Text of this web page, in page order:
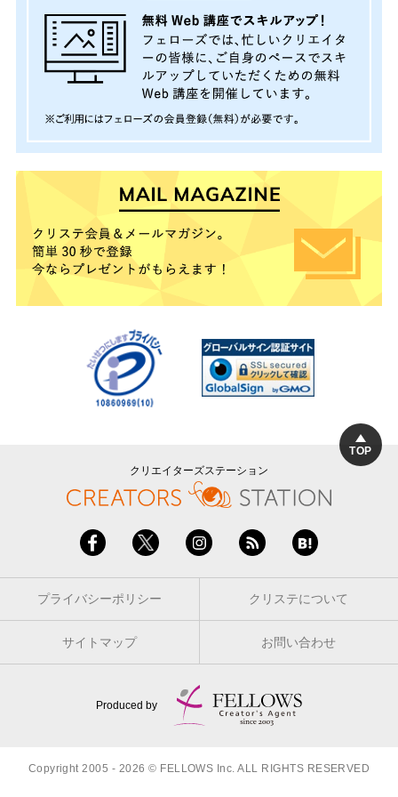
TOP
クリエイターズステーション
プライバシーポリシー クリステについて
サイトマップ お問い合わせ
Produced by
Copyright 2005 - 2026 © FELLOWS Inc. ALL RIGHTS RESERVED